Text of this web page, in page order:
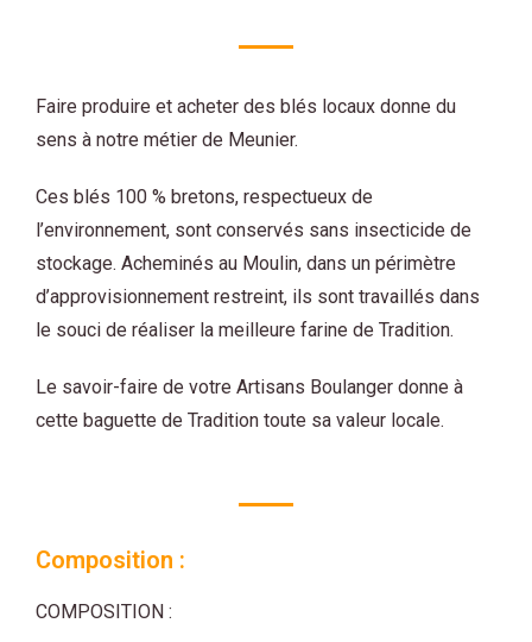
Faire produire et acheter des blés locaux donne du
sens à notre métier de Meunier.
Ces blés 100 % bretons, respectueux de
l’environnement, sont conservés sans insecticide de
stockage. Acheminés au Moulin, dans un périmètre
d’approvisionnement restreint, ils sont travaillés dans
le souci de réaliser la meilleure farine de Tradition.
Le savoir-faire de votre Artisans Boulanger donne à
cette baguette de Tradition toute sa valeur locale.
Composition :
COMPOSITION :